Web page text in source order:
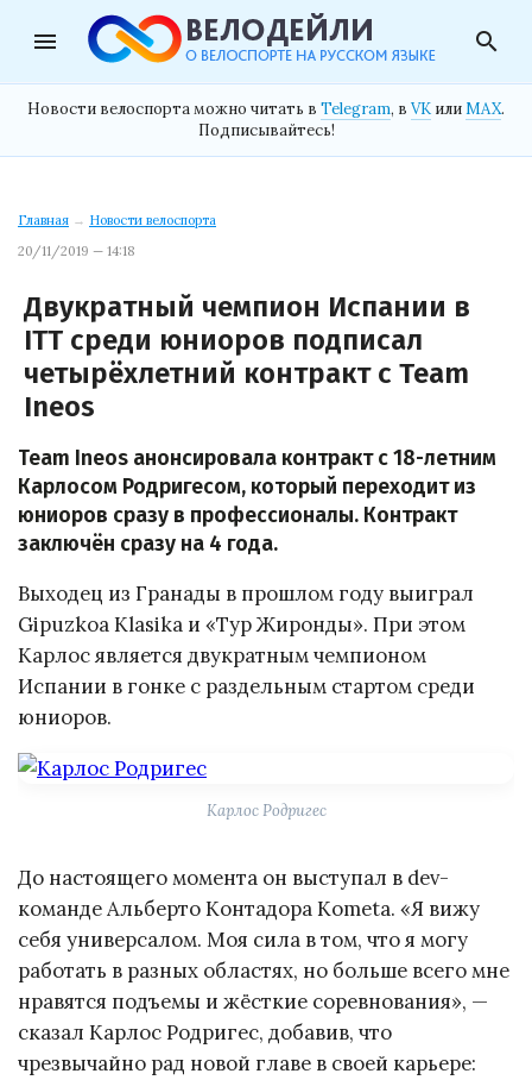
menu search
Новости велоспорта можно читать в Telegram, в VK илиMAX.
Подписывайтесь!
Главная → Новости велоспорта
20/11/2019 — 14:18
Двукратный чемпион Испании в
ITT среди юниоров подписал
четырёхлетний контракт с Team
Ineos
Team Ineos анонсировала контракт с 18-летним
Карлосом Родригесом, который переходит из
юниоров сразу в профессионалы. Контракт
заключён сразу на 4 года.
Выходец из Гранады в прошлом году выиграл
Gipuzkoa Klasika и «Тур Жиронды». При этом
Карлос является двукратным чемпионом
Испании в гонке с раздельным стартом среди
юниоров.
Карлос Родригес
До настоящего момента он выступал в dev-
команде Альберто Контадора Kometa. «Я вижу
себя универсалом. Моя сила в том, что я могу
работать в разных областях, но больше всего мне
нравятся подъемы и жёсткие соревнования», —
сказал Карлос Родригес, добавив, что
чрезвычайно рад новой главе в своей карьере: